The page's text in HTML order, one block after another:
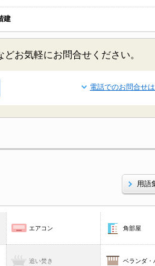
建
お気軽にお問合せください。
電話でのお問合せ
用語
エアコン 角部屋
追い焚き ベランダ・